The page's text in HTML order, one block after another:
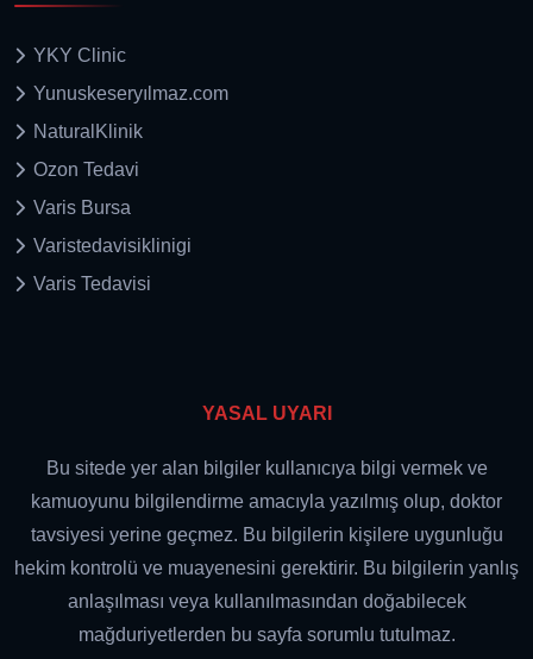
YKY Clinic
Yunuskeseryılmaz.com
NaturalKlinik
Ozon Tedavi
Varis Bursa
Varistedavisiklinigi
Varis Tedavisi
YASAL UYARI
Bu sitede yer alan bilgiler kullanıcıya bilgi vermek ve
kamuoyunu bilgilendirme amacıyla yazılmış olup, doktor
tavsiyesi yerine geçmez. Bu bilgilerin kişilere uygunluğu
hekim kontrolü ve muayenesini gerektirir. Bu bilgilerin yanlış
anlaşılması veya kullanılmasından doğabilecek
mağduriyetlerden bu sayfa sorumlu tutulmaz.